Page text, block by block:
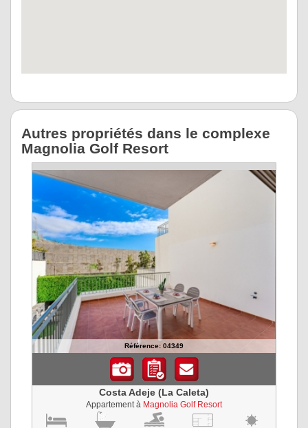
Autres propriétés dans le complexe
Magnolia Golf Resort
Référence: 04349
Costa Adeje (La Caleta)
Appartement à Magnolia Golf Resort